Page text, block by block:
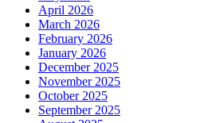
April 2026
March 2026
February 2026
January 2026
December 2025
November 2025
October 2025
September 2025